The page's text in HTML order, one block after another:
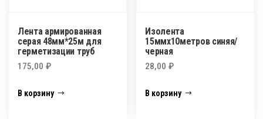
Лента армированная
серая 48мм*25м для
герметизации труб
175,00 ₽
В корзину
Изолента
15ммх10метров синяя/
черная
28,00₽
В корзину